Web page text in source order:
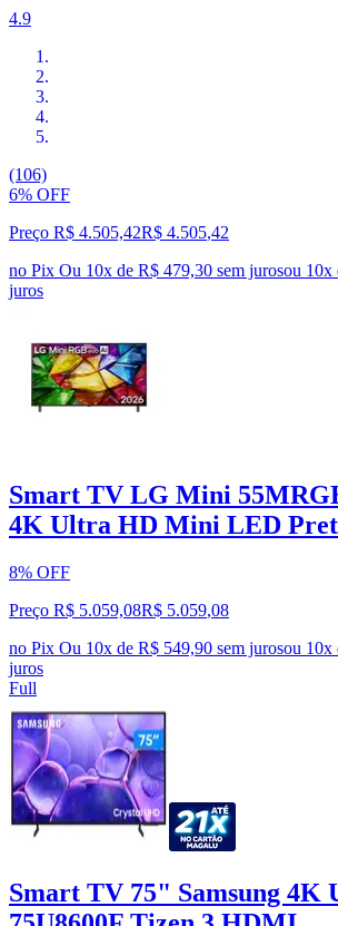
4.9
(106)
6% OFF
Preço R$ 4.505,42R$ 4.505,42
no Pix Ou 10x de R$ 479,30 sem jurosou 10x
juros
Smart TV LG Mini
4K Ultra HD Mini LED
8% OFF
Preço R$ 5.059,08R$ 5.059,08
no Pix Ou 10x de R$ 549,90 sem jurosou 10x
juros
Full
Smart TV 75" Samsung 4K